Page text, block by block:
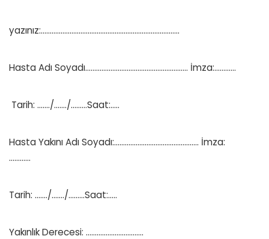
yazınız:…………………………………………………………………..
Hasta Adı Soyadı………………………………………………… İmza:…………
Tarih: ……./……./………Saat:…..
Hasta Yakını Adı Soyadı:……………………………………….. İmza:
…………
Tarih: ……./……./………Saat:…..
Yakınlık Derecesi: …………………………..